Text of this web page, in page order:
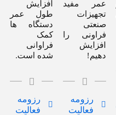
عمر مفید
تجهیزات
صنعتی
فراونی را
افزایش
دهیم!
رزومه
فعالیت
افزایش
طول عمر
دستگاه ها
کمک
فراوانی
شده است.
رزومه
فعالیت